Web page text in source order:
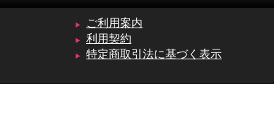
ご利用案内
利用契約
特定商取引法に基づく表示